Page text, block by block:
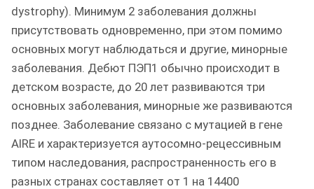
dystrophy). Минимум 2 заболевания должны
присутствовать одновременно, при этом помимо
основных могут наблюдаться и другие, минорные
заболевания. Дебют ПЭП1 обычно происходит в
детском возрасте, до 20 лет развиваются три
основных заболевания, минорные же развиваются
позднее. Заболевание связано с мутацией в гене
AIRE и характеризуется аутосомно-рецессивным
типом наследования, распространенность его в
разных странах составляет от 1 на 14400